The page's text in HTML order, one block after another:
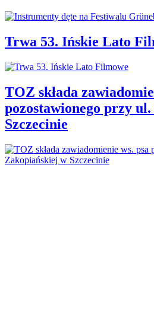
Trwa 53. Ińskie Lato
TOZ składa
pozostawionego przy
Szczecinie